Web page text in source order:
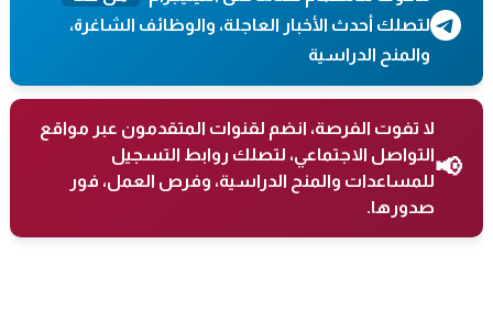
لتصلك أحدث الأخبار العاجلة، والوظائف الشاغرة،
والمنح الدراسية
📢
لا تفوت الفرصة، انضم لقنوات المتقدمون عبر مواقع
التواصل الاجتماعي، لتصلك روابط التسجيل
للمساعدات والمنح الدراسية، وفرص العمل، فور
صدورها.